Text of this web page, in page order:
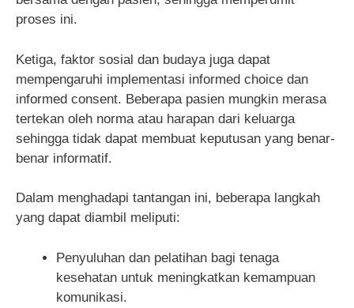
proses ini.
Ketiga, faktor sosial dan budaya juga dapat
mempengaruhi implementasi informed choice dan
informed consent. Beberapa pasien mungkin merasa
tertekan oleh norma atau harapan dari keluarga
sehingga tidak dapat membuat keputusan yang benar-
benar informatif.
Dalam menghadapi tantangan ini, beberapa langkah
yang dapat diambil meliputi:
Penyuluhan dan pelatihan bagi tenaga
kesehatan untuk meningkatkan kemampuan
komunikasi.